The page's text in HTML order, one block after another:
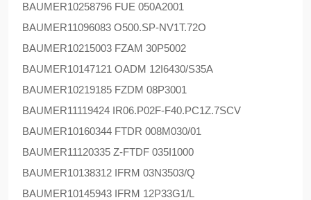
BAUMER10258796 FUE 050A2001
BAUMER11096083 O500.SP-NV1T.72O
BAUMER10215003 FZAM 30P5002
BAUMER10147121 OADM 12I6430/S35A
BAUMER10219185 FZDM 08P3001
BAUMER11119424 IR06.P02F-F40.PC1Z.7SCV
BAUMER10160344 FTDR 008M030/01
BAUMER11120335 Z-FTDF 035I1000
BAUMER10138312 IFRM 03N3503/Q
BAUMER10145943 IFRM 12P33G1/L